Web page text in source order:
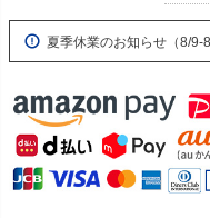
夏季休業のお知らせ（8/9-